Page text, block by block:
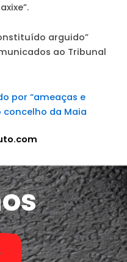
arguido”
ao Tribunal
por “ameaças e
concelho da Maia